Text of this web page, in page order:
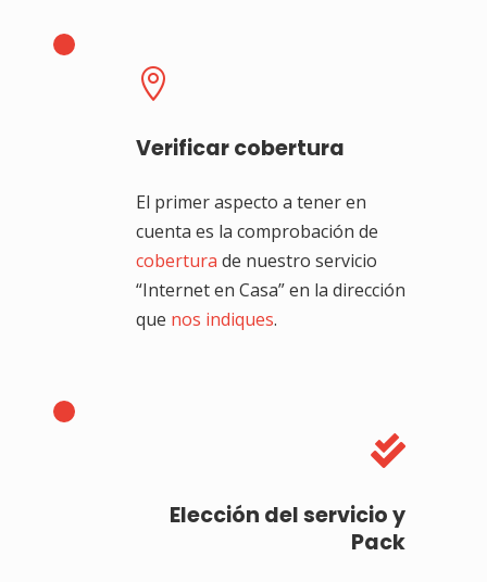

Verificar cobertura
El primer aspecto a tener en
cuenta es la comprobación de
cobertura de nuestro servicio
“Internet en Casa” en la dirección
que nos indiques.

Elección del servicio y
Pack